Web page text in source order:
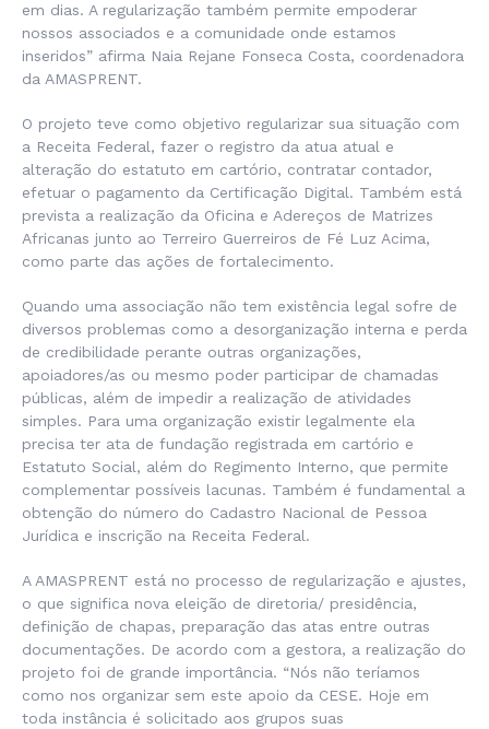
em dias. A regularização também permite empoderar
nossos associados e a comunidade onde estamos
inseridos” afirma Naia Rejane Fonseca Costa, coordenadora
da AMASPRENT.
O projeto teve como objetivo regularizar sua situação com
a Receita Federal, fazer o registro da atua atual e
alteração do estatuto em cartório, contratar contador,
efetuar o pagamento da Certificação Digital. Também está
prevista a realização da Oficina e Adereços de Matrizes
Africanas junto ao Terreiro Guerreiros de Fé Luz Acima,
como parte das ações de fortalecimento.
Quando uma associação não tem existência legal sofre de
diversos problemas como a desorganização interna e perda
de credibilidade perante outras organizações,
apoiadores/as ou mesmo poder participar de chamadas
públicas, além de impedir a realização de atividades
simples. Para uma organização existir legalmente ela
precisa ter ata de fundação registrada em cartório e
Estatuto Social, além do Regimento Interno, que permite
complementar possíveis lacunas. Também é fundamental a
obtenção do número do Cadastro Nacional de Pessoa
Jurídica e inscrição na Receita Federal.
A AMASPRENT está no processo de regularização e ajustes,
o que significa nova eleição de diretoria/ presidência,
definição de chapas, preparação das atas entre outras
documentações. De acordo com a gestora, a realização do
projeto foi de grande importância. “Nós não teríamos
como nos organizar sem este apoio da CESE. Hoje em
toda instância é solicitado aos grupos suas